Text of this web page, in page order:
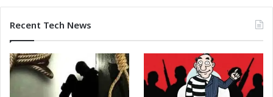
Recent Tech News